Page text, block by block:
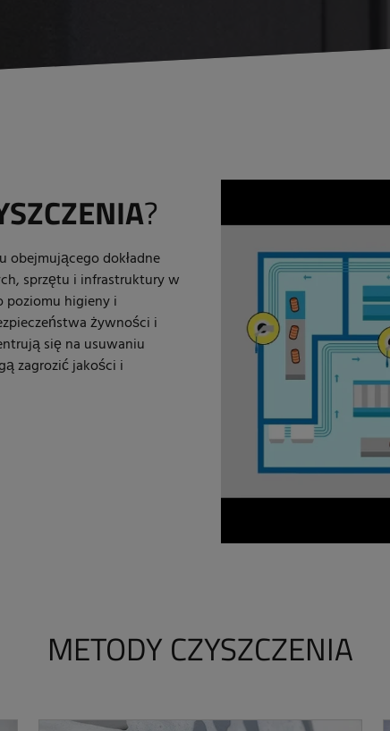
?
obejmującego dokładne
sprzętu i infrastruktury w
poziomu higieny i
żywności i
się na usuwaniu
zagrozić jakości i
METODY CZYSZCZENIA